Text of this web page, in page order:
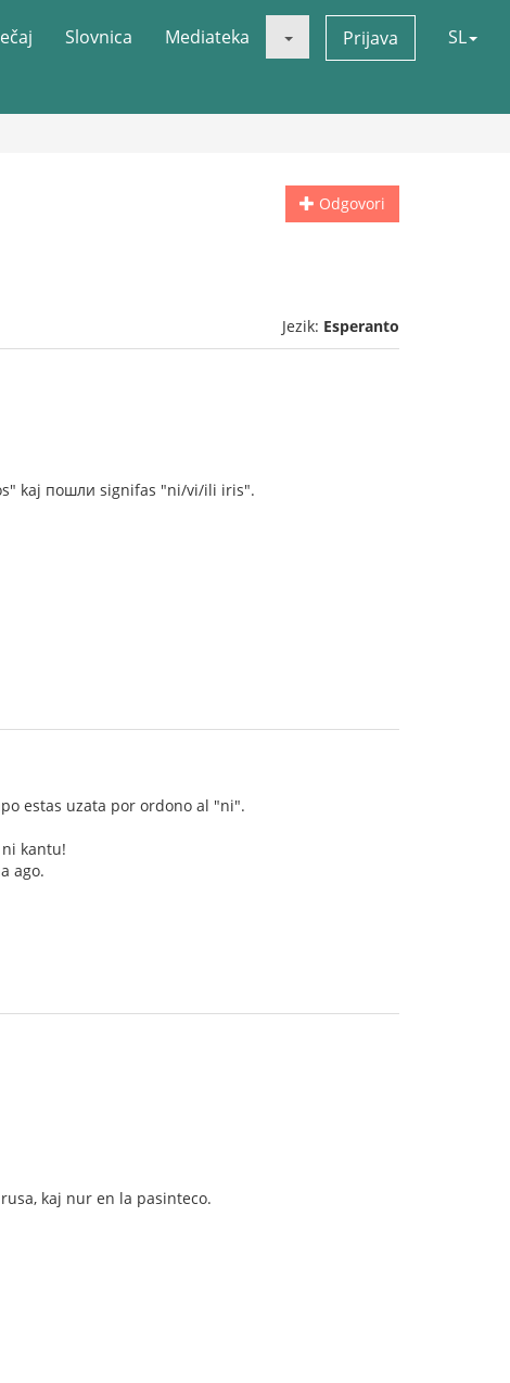
Slovnica Mediateka Prijava SL
Odgovori
Jezik: Esperanto
kaj пошли signifas "ni/vi/ili iris".
estas uzata por ordono al "ni".
kantu!
ago.
kaj nur en la pasinteco.